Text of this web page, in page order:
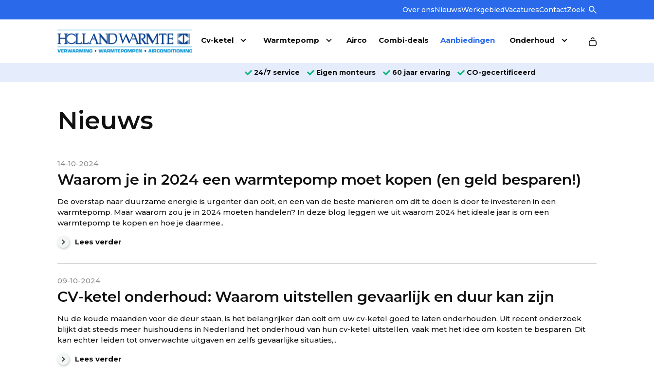
Over onsNieuwsWerkgebiedVacaturesContactZoek
Cv-ketel Warmtepomp Airco Combi-deals Aanbiedingen Onderhoud
24/7 service Eigen monteurs 60 jaar ervaring CO-gecertificeerd
Nieuws
14-10-2024
Waarom je in 2024 een warmtepomp moet kopen (en geld besparen!)
De overstap naar duurzame energie is urgenter dan ooit, en een van de beste manieren om dit te doen is door te investeren in een
warmtepomp. Maar waarom zou je in 2024 moeten handelen? In deze blog leggen we uit waarom 2024 het ideale jaar is om een
warmtepomp te kopen en hoe je daarmee..
Lees verder
09-10-2024
CV-ketel onderhoud: Waarom uitstellen gevaarlijk en duur kan zijn
Nu de koude maanden voor de deur staan, is het belangrijker dan ooit om uw cv-ketel goed te laten onderhouden. Uit recent onderzoek
blijkt dat steeds meer huishoudens in Nederland het onderhoud van hun cv-ketel uitstellen, vaak met het idee om kosten te besparen. Dit
kan echter leiden tot onverwachte uitgaven en zelfs gevaarlijke situaties,..
Lees verder